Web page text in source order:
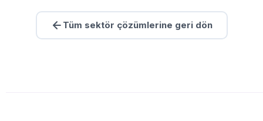
Tüm sektör çözümlerine geri dön